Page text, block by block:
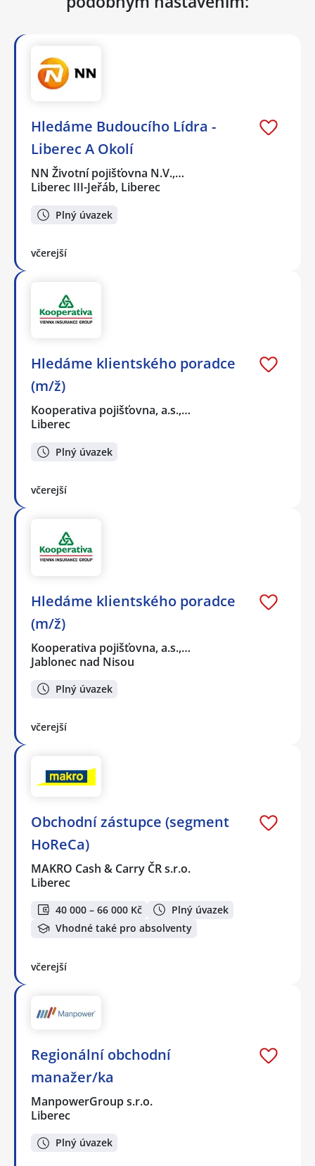
Hledáme Budoucího Lídra -
Liberec A Okolí
NN Životní pojišťovna N.V.,…
Liberec III-Jeřáb, Liberec
Plný úvazek
včerejší
Hledáme klientského poradce
(m/ž)
Kooperativa pojišťovna, a.s.,…
Liberec
Plný úvazek
včerejší
Hledáme klientského poradce
(m/ž)
Kooperativa pojišťovna, a.s.,…
Jablonec nad Nisou
Plný úvazek
včerejší
Obchodní zástupce (segment
HoReCa)
MAKRO Cash & Carry ČR s.r.o.
Liberec
40 000 – 66 000 Kč
Plný úvazek
Vhodné také pro absolventy
včerejší
Regionální obchodní
manažer/ka
ManpowerGroup s.r.o.
Liberec
Plný úvazek